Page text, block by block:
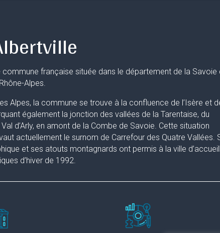
commune française située dans le département de la Savoie
Alpes.
Alpes, la commune se trouve à la confluence de l’Isère et
également la jonction des vallées de la Tarentaise, du
d’Arly, en amont de la Combe de Savoie. Cette situation
actuellement le surnom de Carrefour des Quatre Vallées.
et ses atouts montagnards ont permis à la ville
d’hiver de 1992.